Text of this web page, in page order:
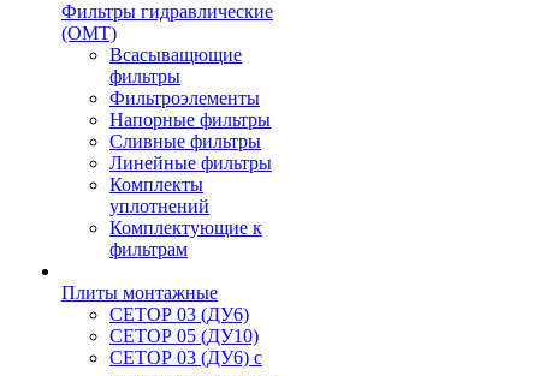
Фильтры гидравлические
(OMT)
Всасыващющие
фильтры
Фильтроэлементы
Напорные фильтры
Сливные фильтры
Линейные фильтры
Комплекты
уплотнений
Комплектующие к
фильтрам
Плиты монтажные
CЕТОР 03 (ДУ6)
CЕТОР 05 (ДУ10)
CЕТОР 03 (ДУ6) с